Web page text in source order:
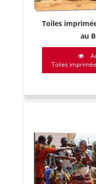
Toiles
au
Toiles